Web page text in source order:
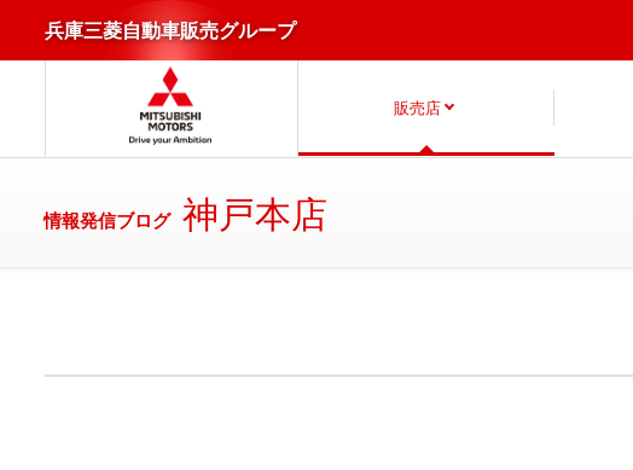
兵庫三菱自動車販売グループ
販売店
情報発信ブログ 神戸本店